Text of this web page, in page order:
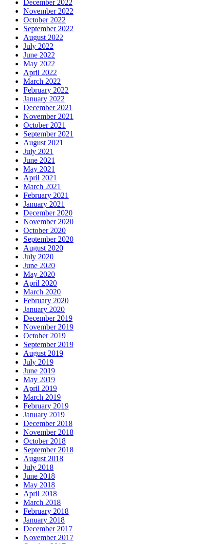
December 2022
November 2022
October 2022
September 2022
August 2022
July 2022
June 2022
May 2022
April 2022
March 2022
February 2022
January 2022
December 2021
November 2021
October 2021
September 2021
August 2021
July 2021
June 2021
May 2021
April 2021
March 2021
February 2021
January 2021
December 2020
November 2020
October 2020
September 2020
August 2020
July 2020
June 2020
May 2020
April 2020
March 2020
February 2020
January 2020
December 2019
November 2019
October 2019
September 2019
August 2019
July 2019
June 2019
May 2019
April 2019
March 2019
February 2019
January 2019
December 2018
November 2018
October 2018
September 2018
August 2018
July 2018
June 2018
May 2018
April 2018
March 2018
February 2018
January 2018
December 2017
November 2017